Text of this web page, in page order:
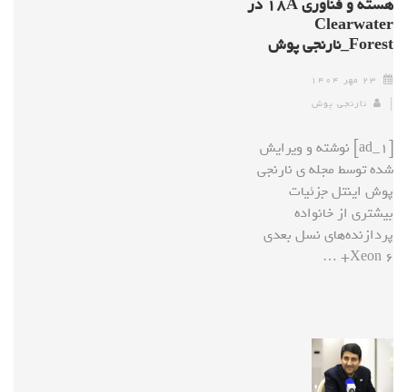
هسته و فناوری ۱۸A در
Clearwater
Forest_نارنجی پوش
۲۳ مهر ۱۴۰۴
نارنجی پوش
[ad_1] نوشته و ویرایش
شده توسط مجله ی نارنجی
پوش اینتل جزئیات
بیشتری از خانواده
پردازنده‌های نسل بعدی
Xeon 6+ …